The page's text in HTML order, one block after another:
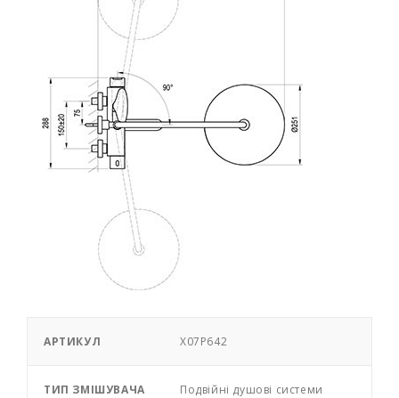
АРТИКУЛ X07P642
ТИП ЗМІШУВАЧА Подвійні душові системи